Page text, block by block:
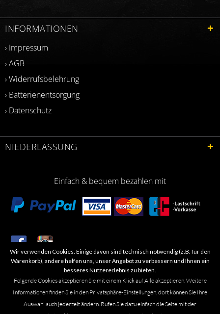
INFORMATIONEN
› Impressum
› AGB
› Widerrufsbelehrung
› Batterienentsorgung
› Datenschutz
NIEDERLASSUNG
Einfach & bequem bezahlen mit
​Letzte Aktualisierung: 06.2026
Marken- oder Warenzeichen werden in der Regel nicht als solche kenntlich
Wir verwenden Cookies. Einige davon sind technisch notwendig (z.B. für den
Warenkorb), andere helfen uns, unser Angebot zu verbessern und Ihnen ein
besseres Nutzererlebnis zu bieten.
Folgende Cookies akzeptieren Sie mit einem Klick auf Alle akzeptieren. Weitere
Informationen finden Sie in den Privatsphäre-Einstellungen, dort können Sie Ihre
Auswahl auch jederzeit ändern. Rufen Sie dazu einfach die Seite mit der